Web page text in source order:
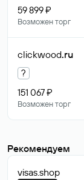
59 899 ₽
Возможен торг
clickwood.ru
?
151 067 ₽
Возможен торг
Рекомендуем
visas.shop